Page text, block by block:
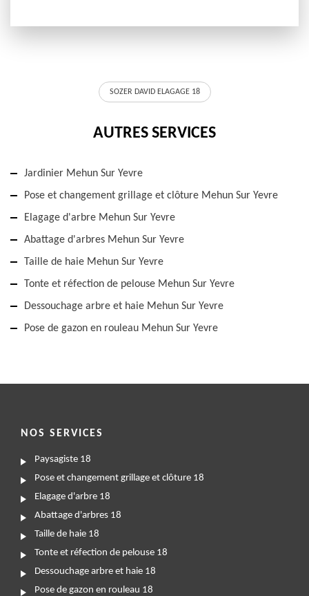
SOZER DAVID ELAGAGE 18
AUTRES SERVICES
Jardinier Mehun Sur Yevre
Pose et changement grillage et clôture Mehun Sur Yevre
Elagage d'arbre Mehun Sur Yevre
Abattage d'arbres Mehun Sur Yevre
Taille de haie Mehun Sur Yevre
Tonte et réfection de pelouse Mehun Sur Yevre
Dessouchage arbre et haie Mehun Sur Yevre
Pose de gazon en rouleau Mehun Sur Yevre
NOS SERVICES
Paysagiste 18
Pose et changement grillage et clôture 18
Elagage d'arbre 18
Abattage d'arbres 18
Taille de haie 18
Tonte et réfection de pelouse 18
Dessouchage arbre et haie 18
Pose de gazon en rouleau 18